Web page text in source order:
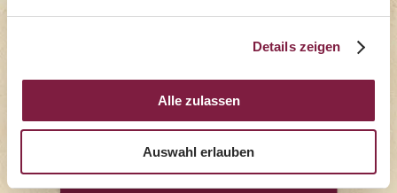
Details zeigen
Alle zulassen
Auswahl erlauben
Basmatireis